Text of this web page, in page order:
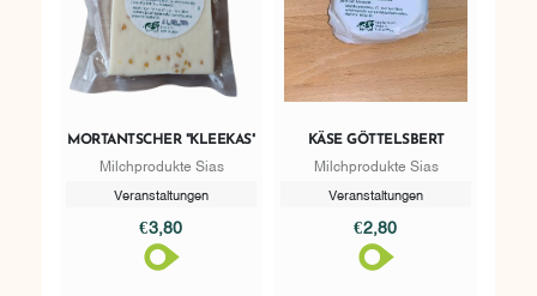
MORTANTSCHER "KLEEKAS"
Milchprodukte Sias
Veranstaltungen
€3,80
KÄSE GÖTTELSBERT
Milchprodukte Sias
Veranstaltungen
€2,80